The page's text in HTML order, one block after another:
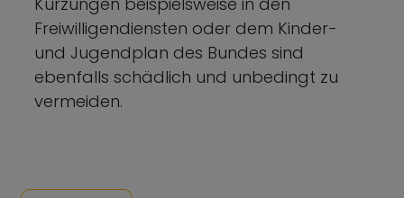
Freiwilligendiensten oder dem Kinder-
und Jugendplan des Bundes sind
ebenfalls schädlich und unbedingt zu
vermeiden.